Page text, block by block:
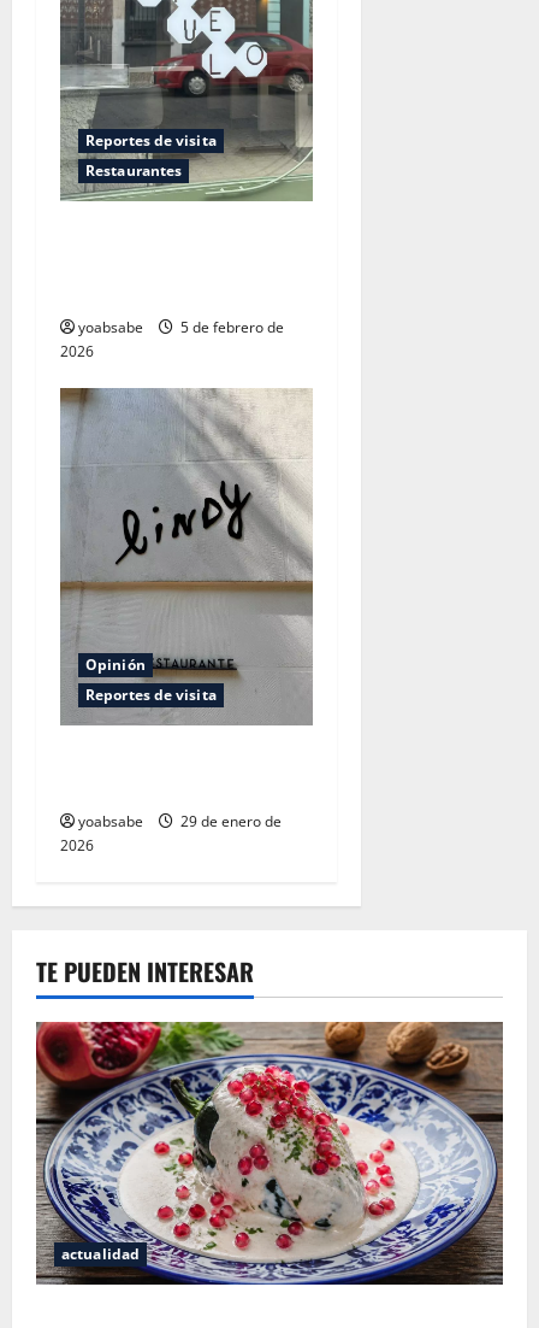
Reportes de visita
Restaurantes
yoabsabe
5 de febrero de
2026
Opinión
Reportes de visita
yoabsabe
29 de enero de
2026
TE PUEDEN INTERESAR
actualidad